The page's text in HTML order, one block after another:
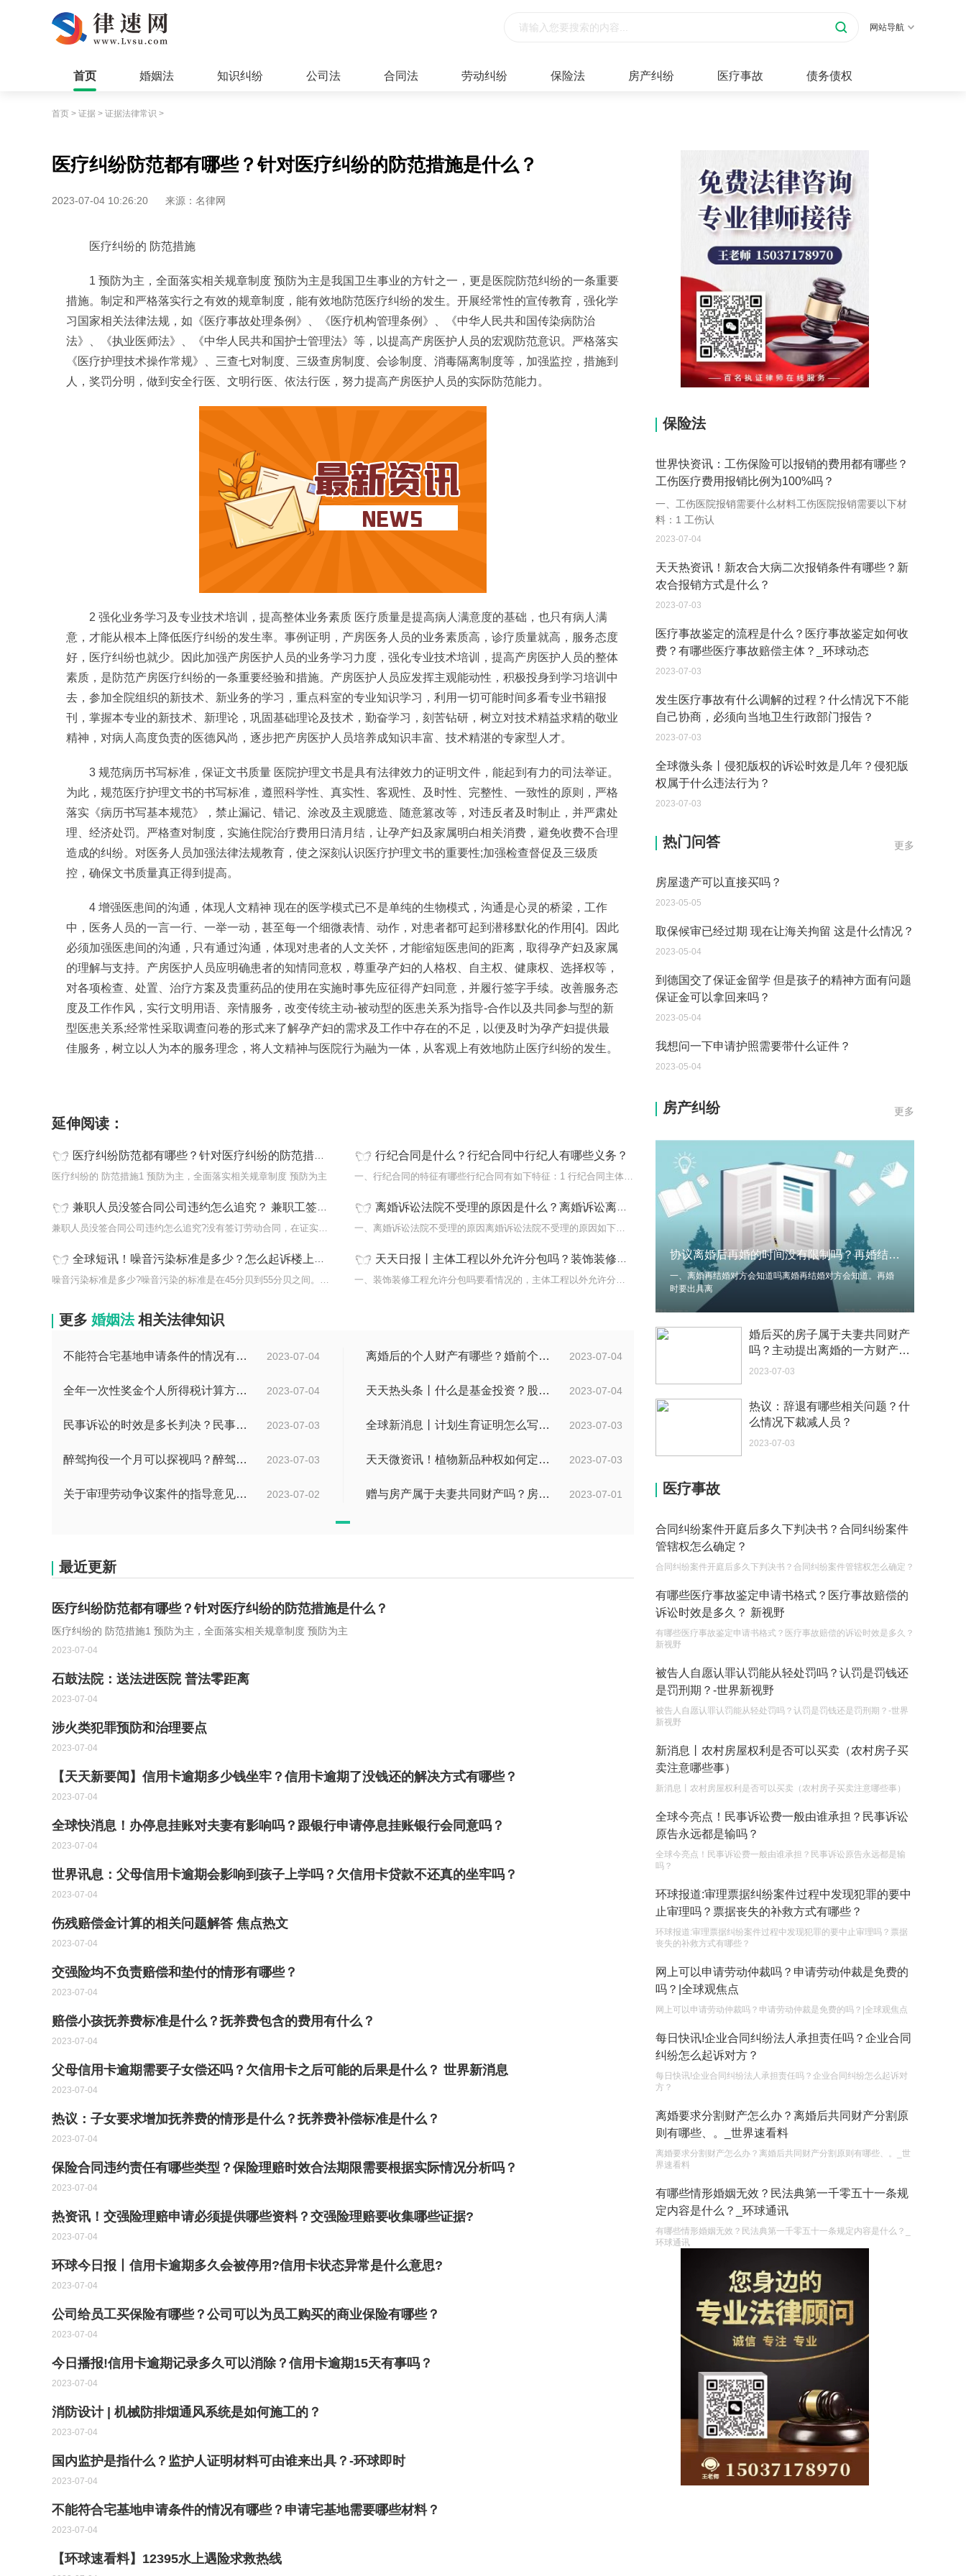
网站导航
首页 婚姻法 知识纠纷 公司法 合同法 劳动纠纷 保险法 房产纠纷 医疗事故 债务债权
首页 > 证据 > 证据法律常识 >
医疗纠纷防范都有哪些？针对医疗纠纷的防范措施是什么？
2023-07-04 10:26:20 来源：名律网
医疗纠纷的 防范措施
1 预防为主，全面落实相关规章制度 预防为主是我国卫生事业的方针之一，更是医院防范纠纷的一条重要
措施。制定和严格落实行之有效的规章制度，能有效地防范医疗纠纷的发生。开展经常性的宣传教育，强化学
习国家相关法律法规，如《医疗事故处理条例》、《医疗机构管理条例》、《中华人民共和国传染病防治
法》、《执业医师法》、《中华人民共和国护士管理法》等，以提高产房医护人员的宏观防范意识。严格落实
《医疗护理技术操作常规》、三查七对制度、三级查房制度、会诊制度、消毒隔离制度等，加强监控，措施到
人，奖罚分明，做到安全行医、文明行医、依法行医，努力提高产房医护人员的实际防范能力。
2 强化业务学习及专业技术培训，提高整体业务素质 医疗质量是提高病人满意度的基础，也只有病人满
意，才能从根本上降低医疗纠纷的发生率。事例证明，产房医务人员的业务素质高，诊疗质量就高，服务态度
好，医疗纠纷也就少。因此加强产房医护人员的业务学习力度，强化专业技术培训，提高产房医护人员的整体
素质，是防范产房医疗纠纷的一条重要经验和措施。产房医护人员应发挥主观能动性，积极投身到学习培训中
去，参加全院组织的新技术、新业务的学习，重点科室的专业知识学习，利用一切可能时间多看专业书籍报
刊，掌握本专业的新技术、新理论，巩固基础理论及技术，勤奋学习，刻苦钻研，树立对技术精益求精的敬业
精神，对病人高度负责的医德风尚，逐步把产房医护人员培养成知识丰富、技术精湛的专家型人才。
3 规范病历书写标准，保证文书质量 医院护理文书是具有法律效力的证明文件，能起到有力的司法举证。
为此，规范医疗护理文书的书写标准，遵照科学性、真实性、客观性、及时性、完整性、一致性的原则，严格
落实《病历书写基本规范》，禁止漏记、错记、涂改及主观臆造、随意篡改等，对违反者及时制止，并严肃处
理、经济处罚。严格查对制度，实施住院治疗费用日清月结，让孕产妇及家属明白相关消费，避免收费不合理
造成的纠纷。对医务人员加强法律法规教育，使之深刻认识医疗护理文书的重要性;加强检查督促及三级质
控，确保文书质量真正得到提高。
4 增强医患间的沟通，体现人文精神 现在的医学模式已不是单纯的生物模式，沟通是心灵的桥梁，工作
中，医务人员的一言一行、一举一动，甚至每一个细微表情、动作，对患者都可起到潜移默化的作用[4]。因此
必须加强医患间的沟通，只有通过沟通，体现对患者的人文关怀，才能缩短医患间的距离，取得孕产妇及家属
的理解与支持。产房医护人员应明确患者的知情同意权，尊重孕产妇的人格权、自主权、健康权、选择权等，
对各项检查、处置、治疗方案及贵重药品的使用在实施时事先应征得产妇同意，并履行签字手续。改善服务态
度及工作作风，实行文明用语、亲情服务，改变传统主动-被动型的医患关系为指导-合作以及共同参与型的新
型医患关系;经常性采取调查问卷的形式来了解孕产妇的需求及工作中存在的不足，以便及时为孕产妇提供最
佳服务，树立以人为本的服务理念，将人文精神与医院行为融为一体，从客观上有效地防止医疗纠纷的发生。
延伸阅读：
医疗纠纷防范都有哪些？针对医疗纠纷的防范措施是什么？
医疗纠纷的 防范措施1 预防为主，全面落实相关规章制度 预防为主
行纪合同是什么？行纪合同中行纪人有哪些义务？
一、行纪合同的特征有哪些行纪合同有如下特征：1 行纪合同主体的限
兼职人员没签合同公司违约怎么追究？ 兼职工签订什么合同？
兼职人员没签合同公司违约怎么追究?没有签订劳动合同，在证实确实是
离婚诉讼法院不受理的原因是什么？离婚诉讼离婚多久能判？
一、离婚诉讼法院不受理的原因离婚诉讼法院不受理的原因如下：1 男
全球短讯！噪音污染标准是多少？怎么起诉楼上噪音扰民？
噪音污染标准是多少?噪音污染的标准是在45分贝到55分贝之间。按照规
天天日报丨主体工程以外允许分包吗？装饰装修工程允许分包吗？
一、装饰装修工程允许分包吗要看情况的，主体工程以外允许分包，在
更多 婚姻法 相关法律知识
2023-07-04
不能符合宅基地申请条件的情况有哪些？申请宅基地需要哪些材料？ 2023-07-04
离婚后的个人财产有哪些？婚前个人财产要怎么证明？
2023-07-04
全年一次性奖金个人所得税计算方法是什么？个税专项附加扣除如何界定？ 2023-07-04
天天热头条丨什么是基金投资？股票中的价值投资是什么意思？
2023-07-03
民事诉讼的时效是多长判决？民事诉讼的诉讼费用计算-天天简讯 2023-07-03
全球新消息丨计划生育证明怎么写？计划生育证明都需要什么材料？
2023-07-03
醉驾拘役一个月可以探视吗？醉驾判拘役当庭执行吗？ 2023-07-03
天天微资讯！植物新品种权如何定义的？植物新品种权应符合什么条件？
2023-07-02
关于审理劳动争议案件的指导意见是什么？法院审理劳动争议案件的条件是什么？ 2023-07-01
赠与房产属于夫妻共同财产吗？房产赠与和过户哪个划算？
最近更新
医疗纠纷防范都有哪些？针对医疗纠纷的防范措施是什么？
医疗纠纷的 防范措施1 预防为主，全面落实相关规章制度 预防为主
2023-07-04
石鼓法院：送法进医院 普法零距离
2023-07-04
涉火类犯罪预防和治理要点
2023-07-04
【天天新要闻】信用卡逾期多少钱坐牢？信用卡逾期了没钱还的解决方式有哪些？
2023-07-04
全球快消息！办停息挂账对夫妻有影响吗？跟银行申请停息挂账银行会同意吗？
2023-07-04
世界讯息：父母信用卡逾期会影响到孩子上学吗？欠信用卡贷款不还真的坐牢吗？
2023-07-04
伤残赔偿金计算的相关问题解答 焦点热文
2023-07-04
交强险均不负责赔偿和垫付的情形有哪些？
2023-07-04
赔偿小孩抚养费标准是什么？抚养费包含的费用有什么？
2023-07-04
父母信用卡逾期需要子女偿还吗？欠信用卡之后可能的后果是什么？ 世界新消息
2023-07-04
热议：子女要求增加抚养费的情形是什么？抚养费补偿标准是什么？
2023-07-04
保险合同违约责任有哪些类型？保险理赔时效合法期限需要根据实际情况分析吗？
2023-07-04
热资讯！交强险理赔申请必须提供哪些资料？交强险理赔要收集哪些证据?
2023-07-04
环球今日报丨信用卡逾期多久会被停用?信用卡状态异常是什么意思?
2023-07-04
公司给员工买保险有哪些？公司可以为员工购买的商业保险有哪些？
2023-07-04
今日播报!信用卡逾期记录多久可以消除？信用卡逾期15天有事吗？
2023-07-04
消防设计 | 机械防排烟通风系统是如何施工的？
2023-07-04
国内监护是指什么？监护人证明材料可由谁来出具？-环球即时
2023-07-04
不能符合宅基地申请条件的情况有哪些？申请宅基地需要哪些材料？
2023-07-04
【环球速看料】12395水上遇险求救热线
保险法
世界快资讯：工伤保险可以报销的费用都有哪些？
工伤医疗费用报销比例为100%吗？
一、工伤医院报销需要什么材料工伤医院报销需要以下材
料：1 工伤认
2023-07-04
天天热资讯！新农合大病二次报销条件有哪些？新
农合报销方式是什么？
2023-07-03
医疗事故鉴定的流程是什么？医疗事故鉴定如何收
费？有哪些医疗事故赔偿主体？_环球动态
2023-07-03
发生医疗事故有什么调解的过程？什么情况下不能
自己协商，必须向当地卫生行政部门报告？
2023-07-03
全球微头条丨侵犯版权的诉讼时效是几年？侵犯版
权属于什么违法行为？
2023-07-03
更多
热门问答
父母过世后如何办理房产过户？
房屋遗产可以直接买吗？
2023-05-05
取保候审已经过期 现在让海关拘留 这是什么情况？
2023-05-04
到德国交了保证金留学 但是孩子的精神方面有问题
保证金可以拿回来吗？
2023-05-04
我想问一下申请护照需要带什么证件？
2023-05-04
谢！
外国旅游签证可以在中国大使馆登记结婚吗？
2023-05-04
我可以在苏州申请护照吗？我所在的地方是云南
2023-05-04
你好 我想问一下外国人来这里工作没有护照该怎么
办？
如何续签居住证 我的1月7日到期
中介说商务签转工作签证合法吗 应该向哪个国家机
2023-05-04
你好 我需要申请去美国结婚的签证 过程是什么？
代理权的产生原因是什么？当我国没有外贸经营权
权利和责任是什么？
2023-05-04
单纯的遗产赠要缴税吗？
遗产继承必须要公证吗？
继承遗产的份额怎么分配？
2023-05-05
更多
房产纠纷
协议离婚后再婚的时间没有限制吗？再婚结婚登记需要什么材料？
一、离婚再结婚对方会知道吗离婚再结婚对方会知道。再婚
时要出具离
婚后买的房子属于夫妻共同财产
吗？主动提出离婚的一方财产怎
么分配？
2023-07-03
热议：辞退有哪些相关问题？什
么情况下裁减人员？
2023-07-03
医疗事故
合同纠纷案件开庭后多久下判决书？合同纠纷案件
管辖权怎么确定？
合同纠纷案件开庭后多久下判决书？合同纠纷案件管辖权怎么确定？
有哪些医疗事故鉴定申请书格式？医疗事故赔偿的
诉讼时效是多久？ 新视野
有哪些医疗事故鉴定申请书格式？医疗事故赔偿的诉讼时效是多久？
新视野
被告人自愿认罪认罚能从轻处罚吗？认罚是罚钱还
是罚刑期？-世界新视野
被告人自愿认罪认罚能从轻处罚吗？认罚是罚钱还是罚刑期？-世界
新视野
新消息丨农村房屋权利是否可以买卖（农村房子买
卖注意哪些事）
新消息丨农村房屋权利是否可以买卖（农村房子买卖注意哪些事）
全球今亮点！民事诉讼费一般由谁承担？民事诉讼
原告永远都是输吗？
全球今亮点！民事诉讼费一般由谁承担？民事诉讼原告永远都是输
吗？
环球报道:审理票据纠纷案件过程中发现犯罪的要中
止审理吗？票据丧失的补救方式有哪些？
环球报道:审理票据纠纷案件过程中发现犯罪的要中止审理吗？票据
丧失的补救方式有哪些？
网上可以申请劳动仲裁吗？申请劳动仲裁是免费的
吗？|全球观焦点
网上可以申请劳动仲裁吗？申请劳动仲裁是免费的吗？|全球观焦点
每日快讯!企业合同纠纷法人承担责任吗？企业合同
纠纷怎么起诉对方？
每日快讯!企业合同纠纷法人承担责任吗？企业合同纠纷怎么起诉对
方？
离婚要求分割财产怎么办？离婚后共同财产分割原
则有哪些、。_世界速看料
离婚要求分割财产怎么办？离婚后共同财产分割原则有哪些、。_世
界速看料
有哪些情形婚姻无效？民法典第一千零五十一条规
定内容是什么？_环球通讯
有哪些情形婚姻无效？民法典第一千零五十一条规定内容是什么？_
环球通讯